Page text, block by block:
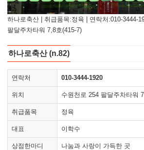
하나로축산 | 취급품목:정육 | 연락처:010-3444-
팔달주차타워 7,8호(415-7)
하나로축산 (n.82)
연락처 010-3444-1920
위치 수원천로 254 팔달주차타워
취급품목 정육
대표 이학수
상점한마디 나눔과 사랑이 가득한 곳